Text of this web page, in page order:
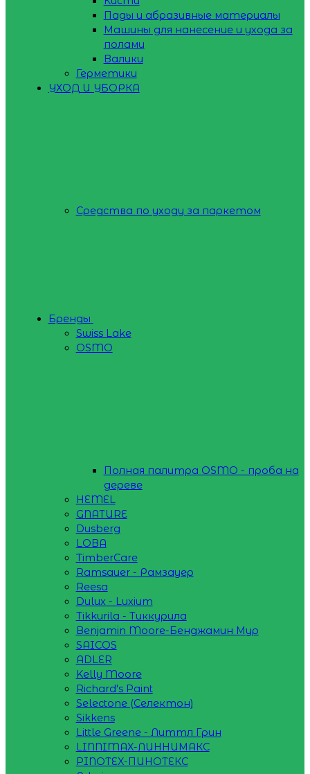
Пады и абразивные материалы
Машины для нанесение и ухода за
полами
Валики
Герметики
УХОД И УБОРКА
Средства по уходу за паркетом
Бренды
Swiss Lake
OSMO
Полная палитра OSMO - проба на
дереве
HEMEL
GNATURE
Dusberg
LOBA
TimberCare
Ramsauer - Рамзауер
Reesa
Dulux - Luxium
Tikkurila - Тиккурила
Benjamin Moore-Бенджамин Мур
SAICOS
ADLER
Kelly Moore
Richard's Paint
Selectone (Селектон)
Sikkens
Little Greene - Литтл Грин
LINNIMAX-ЛИННИМАКС
PINOTEX-ПИНОТЕКС